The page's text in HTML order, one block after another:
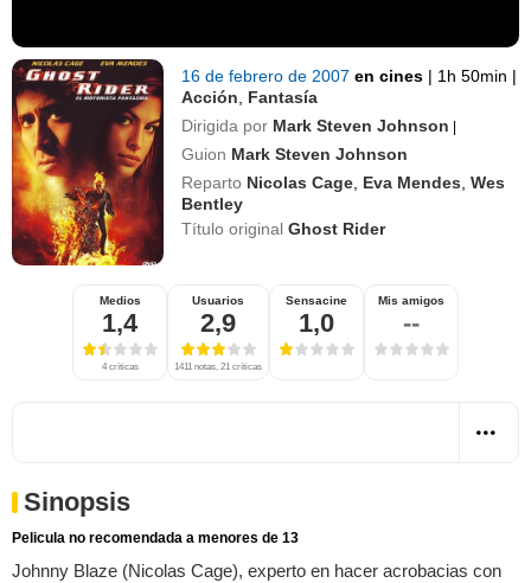
16 de febrero de 2007en cines | 1h 50min |
Acción
Fantasía
Dirigida por Mark Steven Johnson |
Guion Mark Steven Johnson
Reparto Nicolas Cage Eva Mendes ,Wes
Bentley
Título originalGhost Rider
Medios
1,4
4 críticas
Usuarios
2,9
1411 notas, 21 críticas
Sensacine
1,0
Mis amigos
--
Sinopsis
Pelicula no recomendada a menores de 13
Johnny Blaze (Nicolas Cage), experto en hacer acrobacias con